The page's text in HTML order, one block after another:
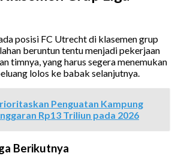
posisi FC Utrecht di klasemen grup
beruntun tentu menjadi pekerjaan
timnya, yang harus segera menemukan
lolos ke babak selanjutnya.
Penguatan Kampung
Rp13 Triliun pada 2026
Berikutnya